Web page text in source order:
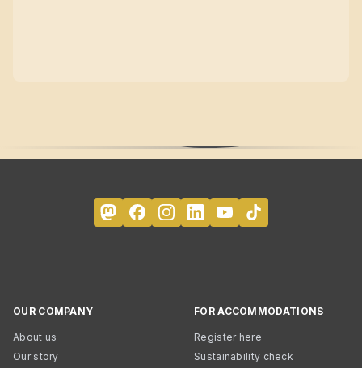
OUR COMPANY
About us
Our story
FOR ACCOMMODATIONS
Register here
Sustainability check